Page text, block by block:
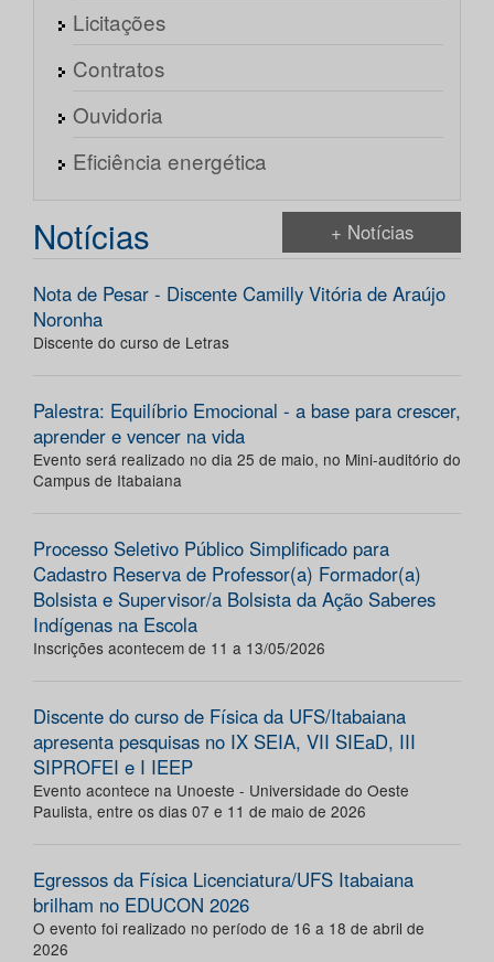
Licitações
Contratos
Ouvidoria
Eficiência energética
Notícias + Notícias
Nota de Pesar - Discente Camilly Vitória de Araújo
Noronha
Discente do curso de Letras
Palestra: Equilíbrio Emocional - a base para crescer,
aprender e vencer na vida
Evento será realizado no dia 25 de maio, no Mini-auditório do
Campus de Itabaiana
Processo Seletivo Público Simplificado para
Cadastro Reserva de Professor(a) Formador(a)
Bolsista e Supervisor/a Bolsista da Ação Saberes
Indígenas na Escola
Inscrições acontecem de 11 a 13/05/2026
Discente do curso de Física da UFS/Itabaiana
apresenta pesquisas no IX SEIA, VII SIEaD, III
SIPROFEI e I IEEP
Evento acontece na Unoeste - Universidade do Oeste
Paulista, entre os dias 07 e 11 de maio de 2026
Egressos da Física Licenciatura/UFS Itabaiana
brilham no EDUCON 2026
O evento foi realizado no período de 16 a 18 de abril de
2026